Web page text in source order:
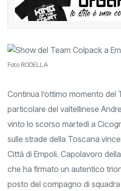
Foto RODELLA
Continua l’ottimo momento del
particolare del valtellinese
vinto lo scorso martedì a
sulle strade della Toscana
Città di Empoli. Capolavoro
che ha firmato un autentico
posto del compagno di